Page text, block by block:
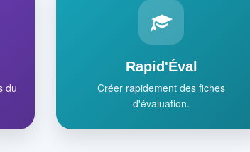
du
Rapid'Éval
Créer rapidement des fiches
d'évaluation.